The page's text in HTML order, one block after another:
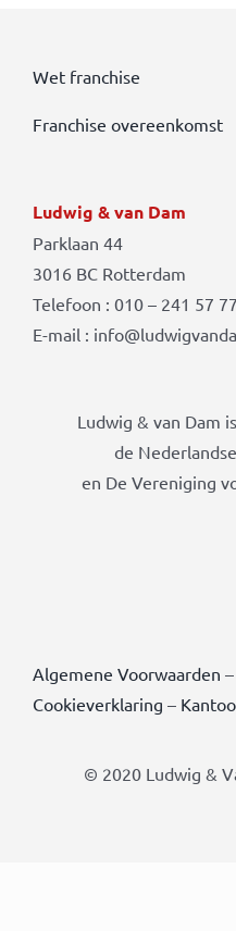
Wet franchise
Franchise overeenkomst
Ludwig & van Dam
Parklaan 44
3016 BC Rotterdam
Telefoon : 010 – 241 57 77
E-mail :
Ludwig & van Dam
de
en De Vereniging
Algemene Voorwaarden –
Cookieverklaring –
© 2020 Ludwig &